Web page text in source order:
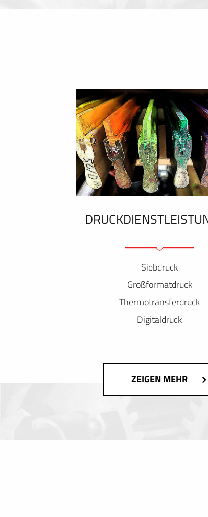
Siebdruck
Großformatdruck
Thermotransferdruck
Digitaldruck
ZEIGEN MEHR